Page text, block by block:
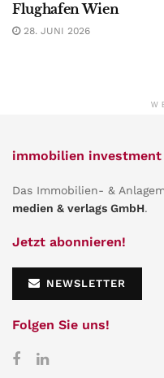
Flughafen Wien
28. JUNI 2026
immobilien investment
Das Immobilien- &
medien & verlags GmbH.
Jetzt abonnieren!
NEWSLETTER
Folgen Sie uns!